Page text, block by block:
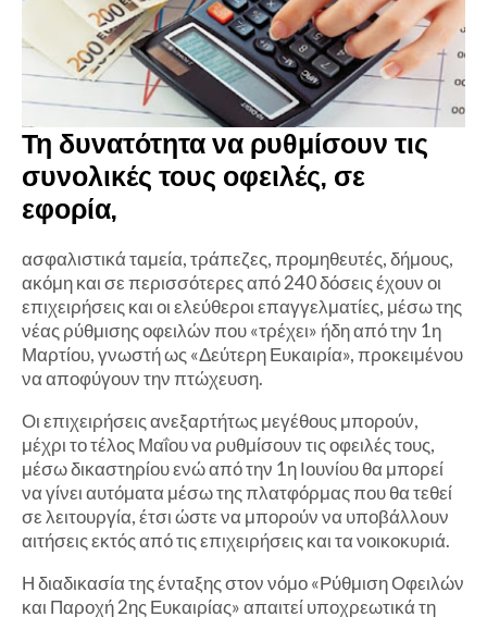
Τη δυνατότητα να ρυθμίσουν τις
συνολικές τους οφειλές, σε
εφορία,
ασφαλιστικά ταμεία, τράπεζες, προμηθευτές, δήμους,
ακόμη και σε περισσότερες από 240 δόσεις έχουν οι
επιχειρήσεις και οι ελεύθεροι επαγγελματίες, μέσω της
νέας ρύθμισης οφειλών που «τρέχει» ήδη από την 1η
Μαρτίου, γνωστή ως «Δεύτερη Ευκαιρία», προκειμένου
να αποφύγουν την πτώχευση.
Οι επιχειρήσεις ανεξαρτήτως μεγέθους μπορούν,
μέχρι το τέλος Μαΐου να ρυθμίσουν τις οφειλές τους,
μέσω δικαστηρίου ενώ από την 1η Ιουνίου θα μπορεί
να γίνει αυτόματα μέσω της πλατφόρμας που θα τεθεί
σε λειτουργία, έτσι ώστε να μπορούν να υποβάλλουν
αιτήσεις εκτός από τις επιχειρήσεις και τα νοικοκυριά.
Η διαδικασία της ένταξης στον νόμο «Ρύθμιση Οφειλών
και Παροχή 2ης Ευκαιρίας» απαιτεί υποχρεωτικά τη